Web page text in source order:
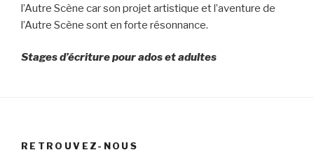
l’Autre Scène car son projet artistique et l’aventure de
l’Autre Scène sont en forte résonnance.
Stages d’écriture pour ados et adultes
RETROUVEZ-NOUS